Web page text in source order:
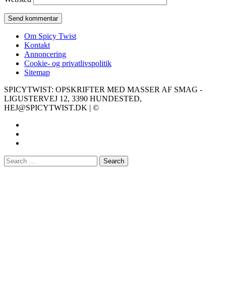
Om Spicy Twist
Kontakt
Annoncering
Cookie- og privatlivspolitik
Sitemap
SPICYTWIST: OPSKRIFTER MED MASSER AF SMAG -
LIGUSTERVEJ 12, 3390 HUNDESTED,
HEJ@SPICYTWIST.DK | ©